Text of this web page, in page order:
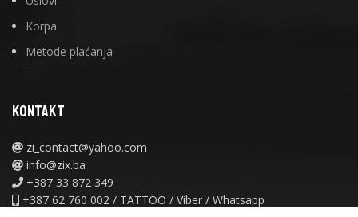
Korpa
Metode plaćanja
KONTAKT
zi_contact@yahoo.com
info@zix.ba
+387 33 872 349
+387 62 760 002 / TATTOO / Viber / Whatsapp